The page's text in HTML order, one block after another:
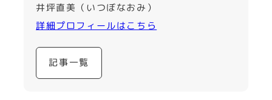
井坪直美（いつぼなおみ）
詳細プロフィールはこちら
記事一覧